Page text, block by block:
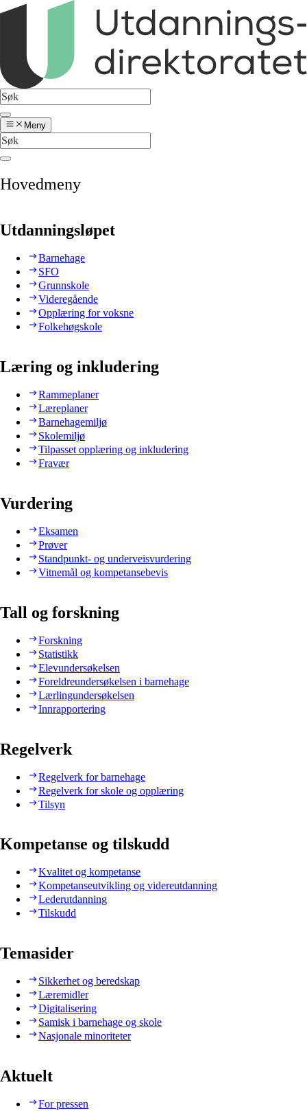
Meny
Hovedmeny
Utdanningsløpet
Barnehage
SFO
Grunnskole
Videregående
Opplæring for voksne
Folkehøgskole
Læring og inkludering
Rammeplaner
Læreplaner
Barnehagemiljø
Skolemiljø
Tilpasset opplæring og inkludering
Fravær
Vurdering
Eksamen
Prøver
Standpunkt- og underveisvurdering
Vitnemål og kompetansebevis
Tall og forskning
Forskning
Statistikk
Elevundersøkelsen
Foreldreundersøkelsen i barnehage
Lærlingundersøkelsen
Innrapportering
Regelverk
Regelverk for barnehage
Regelverk for skole og opplæring
Tilsyn
Kompetanse og tilskudd
Kvalitet og kompetanse
Kompetanseutvikling og videreutdanning
Lederutdanning
Tilskudd
Temasider
Sikkerhet og beredskap
Læremidler
Digitalisering
Samisk i barnehage og skole
Nasjonale minoriteter
Aktuelt
For pressen